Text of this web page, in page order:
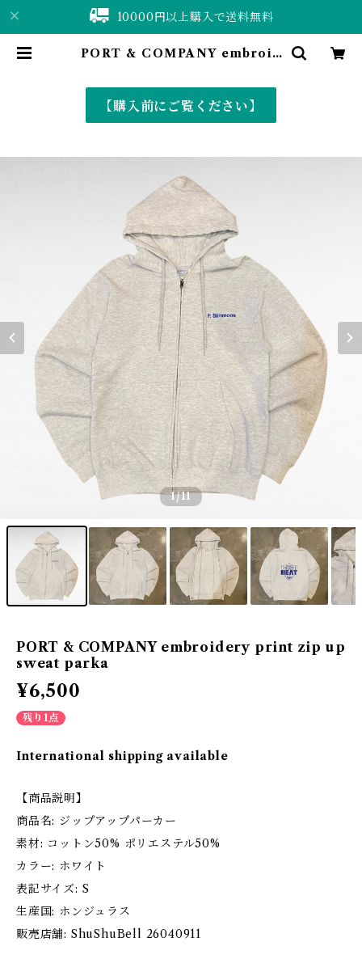
10000円以上購入で送料無料
PORT & COMPANY embroid
e shop〈古着&vintage〉
【購入前にご覧ください】
1/11
PORT & COMPANY embroidery print zip up
sweat parka
¥6,500
残り1点
International shipping available
【商品説明】
商品名: ジップアップパーカー
素材: コットン50% ポリエステル50%
カラー: ホワイト
表記サイズ: S
生産国: ホンジュラス
販売店舗: ShuShuBell 26040911